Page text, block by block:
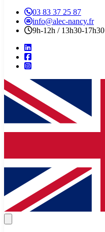
03 83 37 25 87
info@alec-nancy.fr
9h-12h / 13h30-17h30